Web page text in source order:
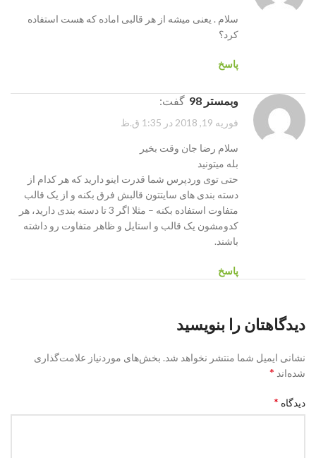
سلام . یعنی میشه از هر قالبی اماده که هست استفاده
کرد؟
پاسخ
وبمستر 98 گفت:
فوریه 19, 2018 در 1:35 ق.ظ
سلام رضا جان وقت بخیر
بله میتونید
حتی توی وردپرس شما قدرت اینو دارید که هر کدام از
دسته بندی های سایتتون قالبش فرق بکنه و از یک قالب
متفاوت استفاده بکنه – مثلا اگر 3 تا دسته بندی دارید، هر
کدومشون یک قالب و استایل و ظاهر متفاوت رو داشته
باشند.
پاسخ
دیدگاهتان را بنویسید
نشانی ایمیل شما منتشر نخواهد شد. بخش‌های موردنیاز علامت‌گذاری
شده‌اند *
دیدگاه *